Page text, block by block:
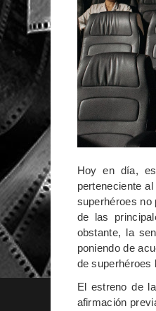
Hoy en día,
perteneciente
superhéroes no
de las
obstante, la
poniendo de
de superhéroes
El estreno de
afirmación